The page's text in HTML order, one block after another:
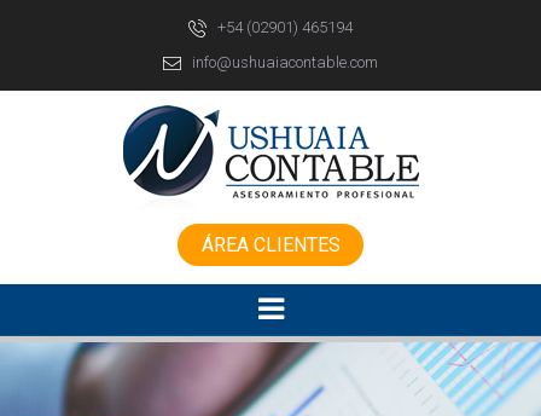
+54 (02901) 465194
info@ushuaiacontable.com
ÁREA CLIENTES